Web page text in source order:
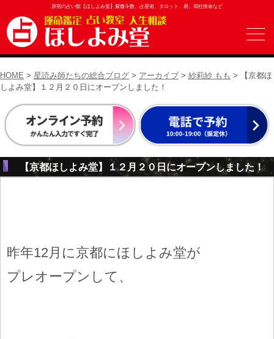
原宿の占い館【ほしよみ堂】紫微斗数、占星術、タロット、易、四柱推命など
HOME > 星読み師たちの総合ブログ > アーカイブ > 紗莉紗 もも > 【京都ほ
しよみ堂】１２月２０日にオープンしました！
【京都ほしよみ堂】１２月２０日にオープンしました！
昨年12月に京都にほしよみ堂が
プレオープンして、